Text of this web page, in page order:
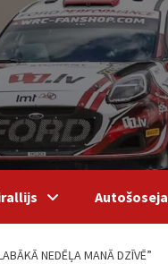
Autošoseja
NEDĒĻA MANĀ DZĪVĒ”